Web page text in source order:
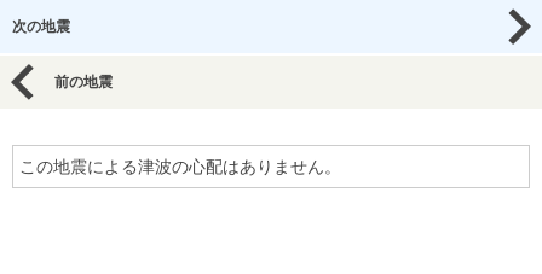
次の地震
前の地震
この地震による津波の心配はありません。